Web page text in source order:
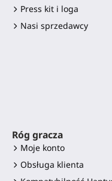
Press kit i loga
Nasi sprzedawcy
Róg gracza
Moje konto
Obsługa klienta